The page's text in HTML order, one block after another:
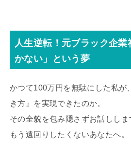
人生逆転！元ブラック企
かない」という夢
かつて100万円を無駄にした私が
き方』を実現できたのか。
その全貌を包み隠さずお話ししま
もう遠回りしたくないあなたへ。